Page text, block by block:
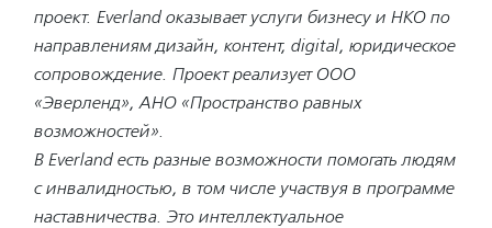
проект. Everland оказывает услуги бизнесу и НКО по
направлениям дизайн, контент, digital, юридическое
сопровождение. Проект реализует ООО
«Эверленд», АНО «Пространство равных
возможностей».
В Everland есть разные возможности помогать людям
с инвалидностью, в том числе участвуя в программе
наставничества. Это интеллектуальное